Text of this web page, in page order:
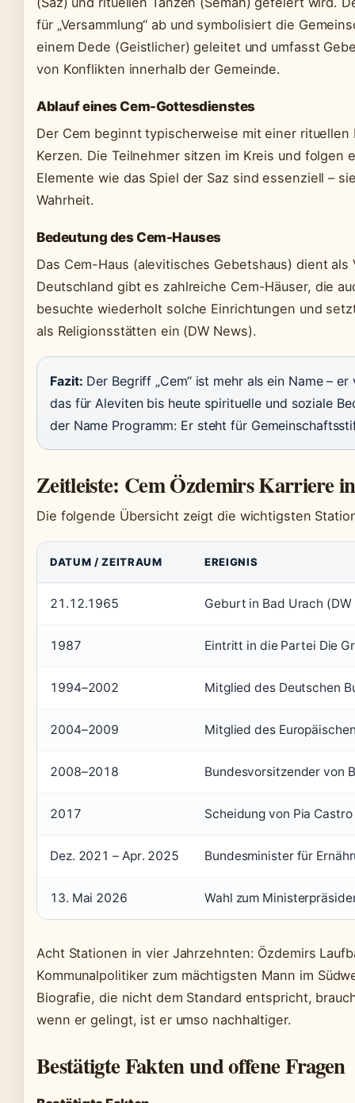
für „Versammlung“ ab und symbolisiert die
einem Dede (Geistlicher) geleitet und umfasst
von Konflikten innerhalb der Gemeinde.
Ablauf eines Cem-Gottesdienstes
Der Cem beginnt typischerweise mit einer rituellen
Kerzen. Die Teilnehmer sitzen im Kreis und
Elemente wie das Spiel der Saz sind essenziell –
Wahrheit.
Bedeutung des Cem-Hauses
Das Cem-Haus (alevitisches Gebetshaus) dient
Deutschland gibt es zahlreiche Cem-Häuser, die
besuchte wiederholt solche Einrichtungen und
als Religionsstätten ein (DW News).
Fazit: Der Begriff „Cem“ ist mehr als ein Name –
das für Aleviten bis heute spirituelle und soziale
der Name Programm: Er steht für
Zeitleiste: Cem Özdemirs Karriere
Die folgende Übersicht zeigt die wichtigsten
DATUM / ZEITRAUM EREIGNIS
21.12.1965 Geburt in Bad Urach
1987 Eintritt in die Partei Die
1994–2002 Mitglied des Deutschen
2004–2009 Mitglied des
2008–2018 Bundesvorsitzender von
2017 Scheidung von Pia Castro
Dez. 2021 – Apr. 2025 Bundesminister für
13. Mai 2026 Wahl zum
Acht Stationen in vier Jahrzehnten: Özdemirs
Kommunalpolitiker zum mächtigsten Mann im
Biografie, die nicht dem Standard entspricht,
wenn er gelingt, ist er umso nachhaltiger.
Bestätigte Fakten und offene Fragen